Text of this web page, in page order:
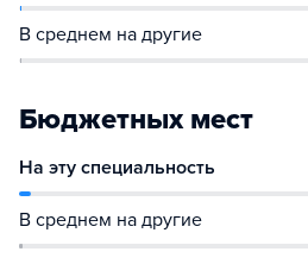
В среднем на другие
Бюджетных мест
На эту специальность
В среднем на другие